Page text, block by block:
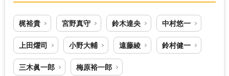
梶裕貴 宮野真守 鈴木達央 中村悠一
上田燿司 小野大輔 遠藤綾 鈴村健一
三木眞一郎 梅原裕一郎